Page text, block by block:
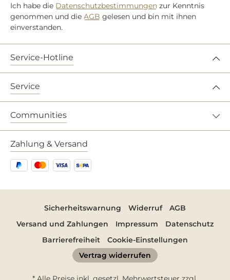
Ich habe die Datenschutzbestimmungen zur Kenntnis
genommen und die AGB gelesen und bin mit ihnen
einverstanden.
Service-Hotline
Service
Communities
Zahlung & Versand
Sicherheitswarnung Widerruf
AGB
Versand und Zahlungen
Impressum
Datenschutz
Barrierefreiheit
Cookie-Einstellungen
Vertrag widerrufen